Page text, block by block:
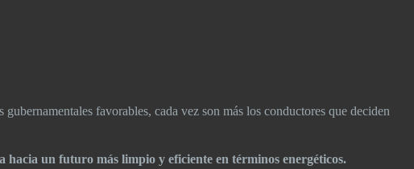
favorables, cada vez son más los conductores que deciden
un futuro más limpio y eficiente en términos energéticos.